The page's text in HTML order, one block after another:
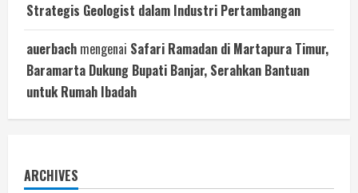
Strategis Geologist dalam Industri Pertambangan
auerbach mengenai Safari Ramadan di Martapura Timur,
Baramarta Dukung Bupati Banjar, Serahkan Bantuan
untuk Rumah Ibadah
ARCHIVES